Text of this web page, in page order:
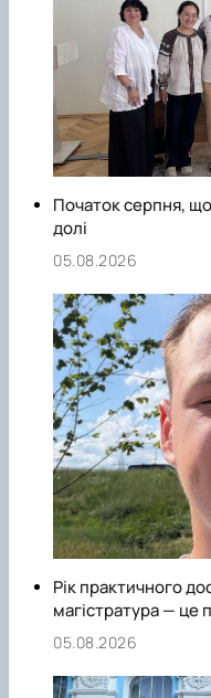
Початок серпня, що
долі
05.08.2026
Рік практичного
магістратура — це
05.08.2026